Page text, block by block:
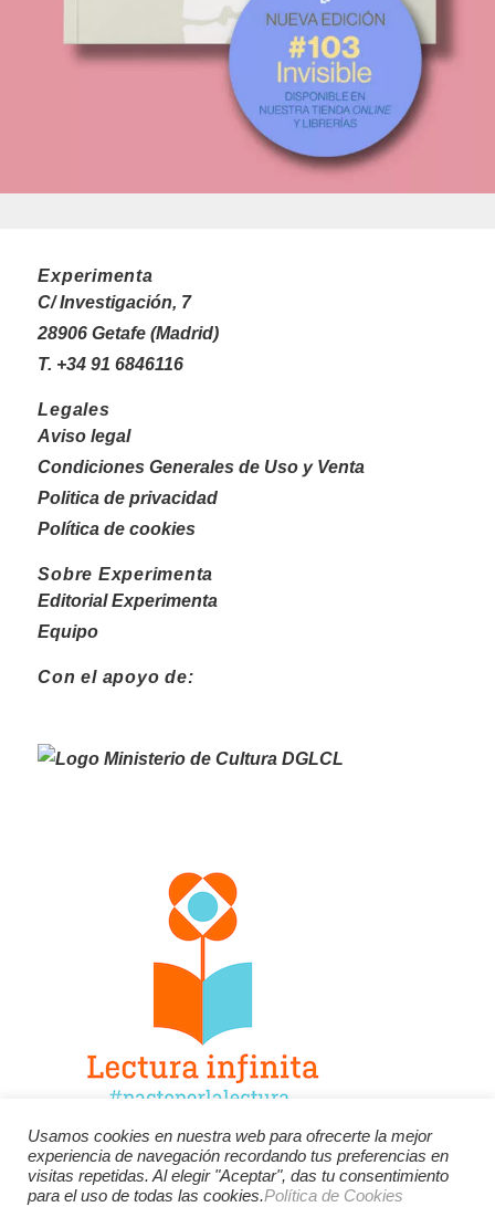
Experimenta
C/ Investigación, 7
28906 Getafe (Madrid)
T. +34 91 6846116
Legales
Aviso legal
Condiciones Generales de Uso y Venta
Politica de privacidad
Política de cookies
Sobre Experimenta
Editorial Experimenta
Equipo
Con el apoyo de:
Facebook Twitter
Instagram
YouTube
LinkedIn Contacto
Usamos cookies en nuestra web para ofrecerte la mejor
experiencia de navegación recordando tus preferencias en
visitas repetidas. Al elegir "Aceptar", das tu consentimiento
para el uso de todas las cookies.Política de Cookies